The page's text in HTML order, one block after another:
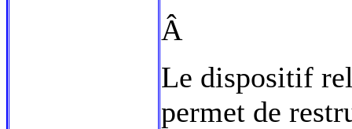
Â
Le dispositif
permet de